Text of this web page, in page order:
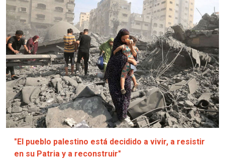
"El pueblo palestino está decidido a vivir, a resistir
en su Patria y a reconstruir"